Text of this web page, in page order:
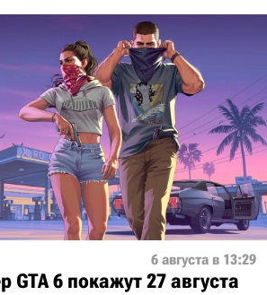
6 августа в 13:29
GTA 6 покажут 27 августа